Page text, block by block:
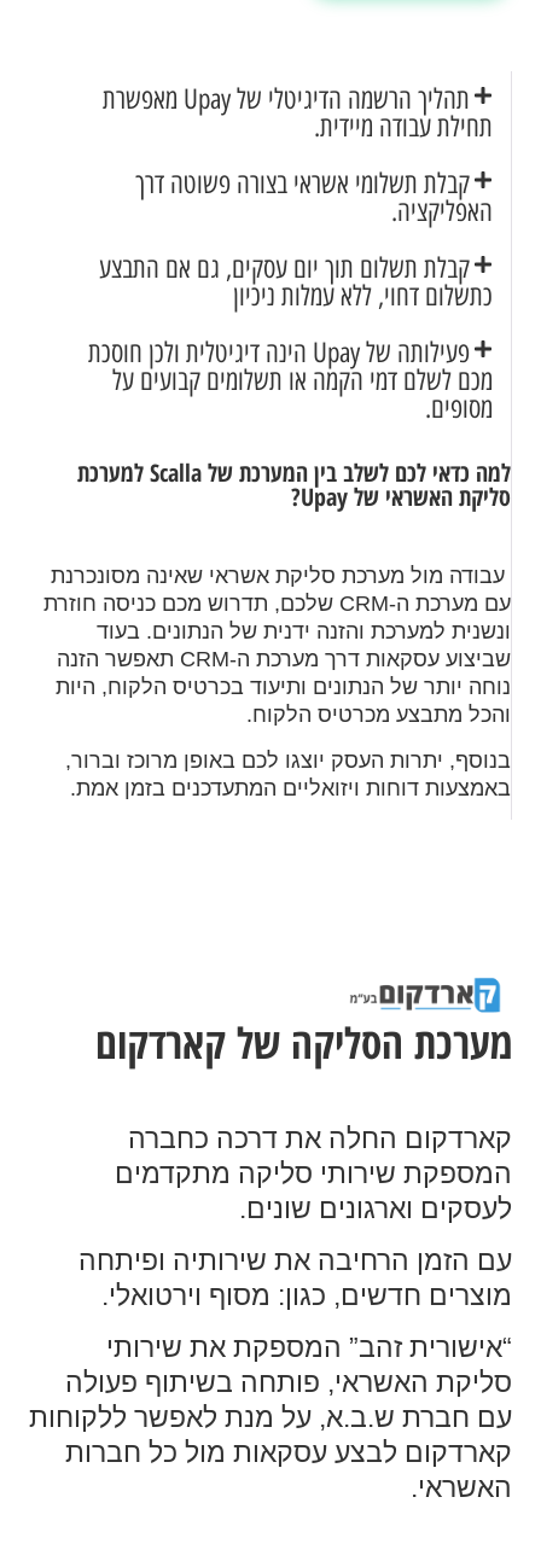
תהליך הרשמה הדיגיטלי של Upay מאפשרת
תחילת עבודה מיידית.
קבלת תשלומי אשראי בצורה פשוטה דרך
האפליקציה.
קבלת תשלום תוך יום עסקים, גם אם התבצע
כתשלום דחוי, ללא עמלות ניכיון
פעילותה של Upay הינה דיגיטלית ולכן חוסכת
מכם לשלם דמי הקמה או תשלומים קבועים על
מסופים.
למה כדאי לכם לשלב בין המערכת של Scalla למערכת
סליקת האשראי של Upay?
עבודה מול מערכת סליקת אשראי שאינה מסונכרנת
עם מערכת ה-CRM שלכם, תדרוש מכם כניסה חוזרת
ונשנית למערכת והזנה ידנית של הנתונים. בעוד
שביצוע עסקאות דרך מערכת ה-CRM תאפשר הזנה
נוחה יותר של הנתונים ותיעוד בכרטיס הלקוח, היות
והכל מתבצע מכרטיס הלקוח.
בנוסף, יתרות העסק יוצגו לכם באופן מרוכז וברור,
באמצעות דוחות ויזואליים המתעדכנים בזמן אמת.
מערכת הסליקה של קארדקום
קארדקום החלה את דרכה כחברה
המספקת שירותי סליקה מתקדמים
לעסקים וארגונים שונים.
עם הזמן הרחיבה את שירותיה ופיתחה
מוצרים חדשים, כגון: מסוף וירטואלי.
“אישורית זהב” המספקת את שירותי
סליקת האשראי, פותחה בשיתוף פעולה
עם חברת ש.ב.א, על מנת לאפשר ללקוחות
קארדקום לבצע עסקאות מול כל חברות
האשראי.